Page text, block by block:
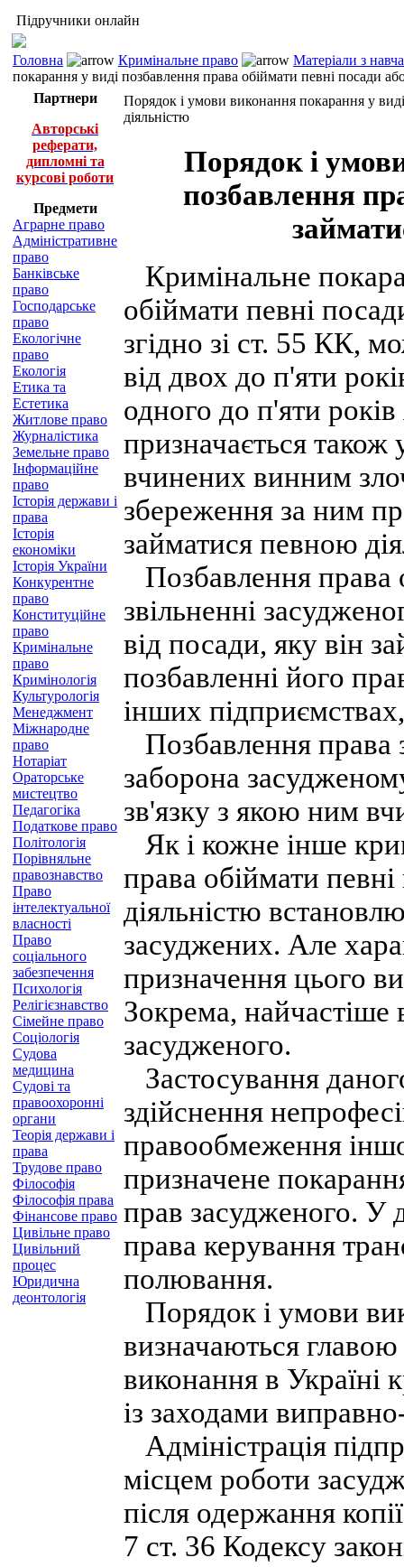
Підручники онлайн
Головна Кримінальне право
Матеріали з
покарання у виді позбавлення права обіймати певні посади
Партнери
Авторські
реферати,
дипломні та
курсові роботи
Предмети
Аграрне право
Адміністративне
право
Банківське
право
Господарське
право
Екологічне
право
Екологія
Етика та
Естетика
Житлове право
Журналістика
Земельне право
Інформаційне
право
Історія держави і
права
Історія
економіки
Історія України
Конкурентне
право
Конституційне
право
Кримінальне
право
Кримінологія
Культурологія
Менеджмент
Міжнародне
право
Нотаріат
Ораторське
мистецтво
Педагогіка
Податкове право
Політологія
Порівняльне
правознавство
Право
інтелектуальної
власності
Право
соціального
забезпечення
Психологія
Релігієзнавство
Сімейне право
Соціологія
Судова
медицина
Судові та
правоохоронні
органи
Теорія держави і
права
Трудове право
Філософія
Філософія права
Фінансове право
Цивільне право
Цивільний
процес
Юридична
деонтологія
Порядок і умови виконання покарання у
діяльністю
Порядок і
позбавлення
Кримінальне
обіймати певні
згідно зі ст. 55 КК,
від двох до п'яти
одного до п'яти
призначається також
вчинених винним
збереження за ним
займатися певною
Позбавлення права
звільненні
від посади, яку він
позбавленні його
інших
Позбавлення права
заборона
зв'язку з якою ним
Як і кожне інше
права обіймати
діяльністю
засуджених. Але
призначення цього
Зокрема, найчастіше
засудженого.
Застосування
здійснення
правообмеження
призначене
прав засудженого. У
права керування
полювання.
Порядок і умови
визначаються
виконання в Україні
із заходами
Адміністрація
місцем роботи
після одержання
7 ст. 36 Кодексу